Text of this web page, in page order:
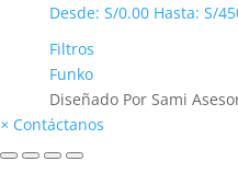
Desde: S/0.00Hasta: S/
Filtros
Funko
Diseñado Por Sami
× Contáctanos